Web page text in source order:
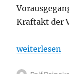
Kraftakt der
weiterlesen